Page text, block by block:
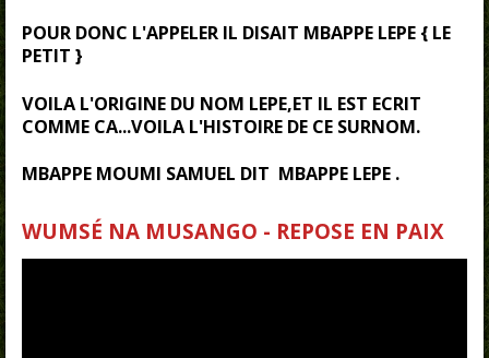
POUR DONC L'APPELER IL DISAIT MBAPPE LEPE { LE
PETIT }
VOILA L'ORIGINE DU NOM LEPE,ET IL EST ECRIT
COMME CA...VOILA L'HISTOIRE DE CE SURNOM.
MBAPPE MOUMI SAMUEL DIT MBAPPE LEPE .
WUMSÉ NA MUSANGO - REPOSE EN PAIX